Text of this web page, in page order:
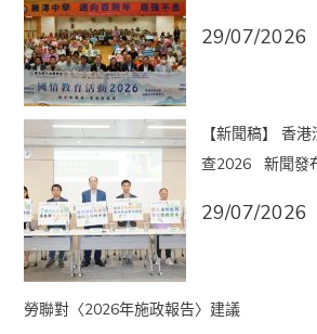
29/07/2026
【新聞稿】 香
查2026 新聞發
29/07/2026
勞聯對〈2026年施政報告〉建議